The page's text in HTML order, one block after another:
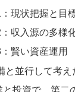
現状把握と目
収入源の多様
賢い資産運用
と並行して考
投資で、第二